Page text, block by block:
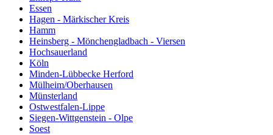
Essen
Hagen - Märkischer Kreis
Hamm
Heinsberg - Mönchengladbach - Viersen
Hochsauerland
Köln
Minden-Lübbecke Herford
Mülheim/Oberhausen
Münsterland
Ostwestfalen-Lippe
Siegen-Wittgenstein - Olpe
Soest